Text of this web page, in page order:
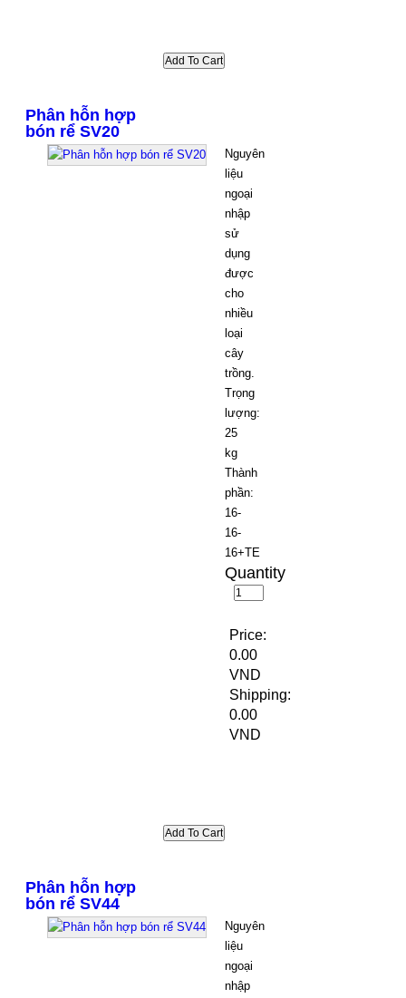
Phân hỗn hợp
bón rể SV20
Nguyên
liệu
ngoại
nhập
sử
dụng
được
cho
nhiều
loại
cây
trồng.
Trọng
lượng:
25
kg
Thành
phần:
16-
16-
16+TE
Quantity
Price:
0.00
VND
Shipping:
0.00
VND
Phân hỗn hợp
bón rể SV44
Nguyên
liệu
ngoại
nhập